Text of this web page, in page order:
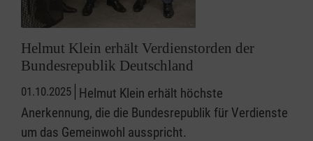
Helmut Klein erhält Verdienstorden der
Bundesrepublik Deutschland
01.10.2025 Helmut Klein erhält höchste
Anerkennung, die die Bundesrepublik für Verdienste
um das Gemeinwohl ausspricht.